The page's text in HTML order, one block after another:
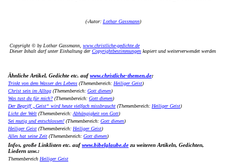
(-Autor: Lothar Gassmann)
Copyright © by Lothar Gassmann, www.christliche-gedichte.de
Dieser Inhalt darf unter Einhaltung der Copyrightbestimmungen kopiert und weiterverwendet werden
Ähnliche Artikel, Gedichte etc. aufwww.christliche-themen.de:
Trinkt von dem Wasser des Lebens (Themenbereich: Heiliger Geist)
Christ sein im Alltag (Themenbereich: Gott dienen)
Was tust du für mich? (Themenbereich: Gott dienen)
Der Begriff „Geist“ wird heute vielfach missbraucht (Themenbereich: Heiliger Geist)
Licht der Welt (Themenbereich: Abhängigkeit von Gott)
Sei mutig und entschlossen! (Themenbereich: Gott dienen)
Heiliger Geist (Themenbereich: Heiliger Geist)
Alles hat seine Zeit (Themenbereich: Gott dienen)
Infos, große Linklisten etc. aufwww.bibelglaube.de zu weiteren Artikeln, Gedichten,
Liedern usw.:
Themenbereich Heiliger Geist